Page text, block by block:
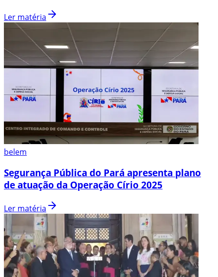
Ler matéria
belem
Segurança Pública do Pará apresenta plano
de atuação da Operação Círio 2025
Ler matéria